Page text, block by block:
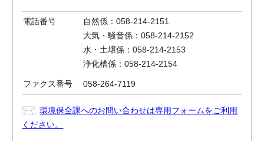
電話番号
自然係：058-214-2151
大気・騒音係：058-214-2152
水・土壌係：058-214-2153
浄化槽係：058-214-2154
ファクス番号 058-264-7119
環境保全課へのお問い合わせは専用フォームをご利用
ください。